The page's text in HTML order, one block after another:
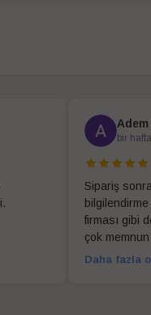
Adem
bir
Sipariş
bilgilendirme
firması gibi
çok memnun
Daha fazla